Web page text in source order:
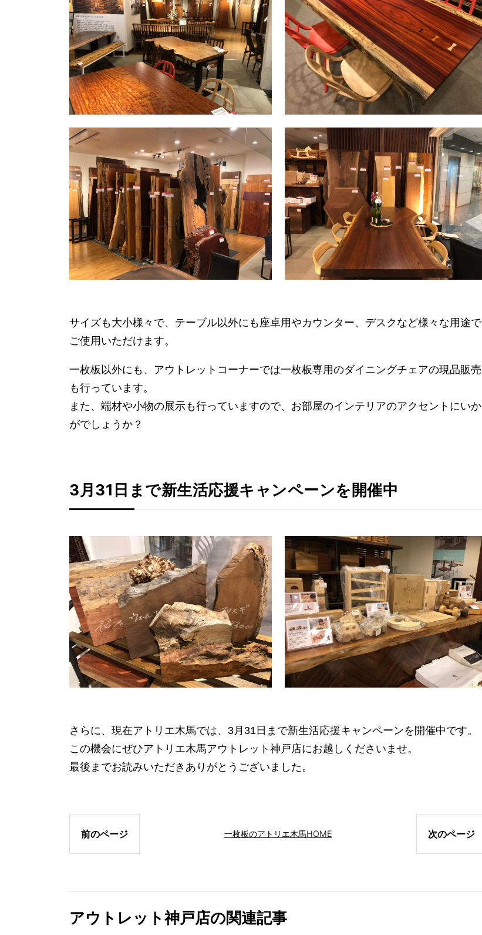
サイズも大小様々で、テーブル以外にも座卓用やカウンター、デスクなど様々な用途で
ご使用いただけます。
一枚板以外にも、アウトレットコーナーでは一枚板専用のダイニングチェアの現品販売
も行っています。
また、端材や小物の展示も行っていますので、お部屋のインテリアのアクセントにいか
がでしょうか？
3月31日まで新生活応援キャンペーンを開催中
さらに、現在アトリエ木馬では、3月31日まで新生活応援キャンペーンを開催中です。
この機会にぜひアトリエ木馬アウトレット神戸店にお越しくださいませ。
最後までお読みいただきありがとうございました。
一枚板のアトリエ木馬HOME
前のページ 次のページ
アウトレット神戸店の関連記事